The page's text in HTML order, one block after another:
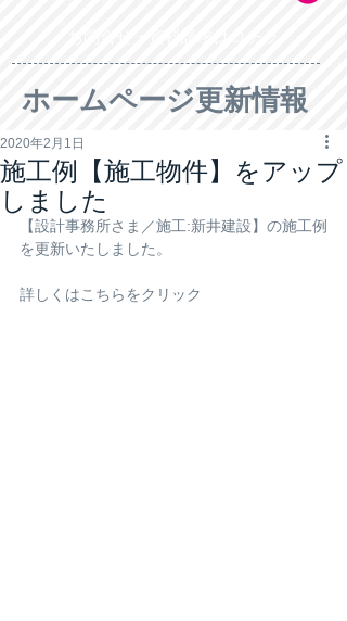
ホームページ更新情報
施工例【施工物件】をアップ
しました
2020年2月1日
【設計事務所さま／施工:新井建設】の施工例
を更新いたしました。
詳しくはこちらをクリック